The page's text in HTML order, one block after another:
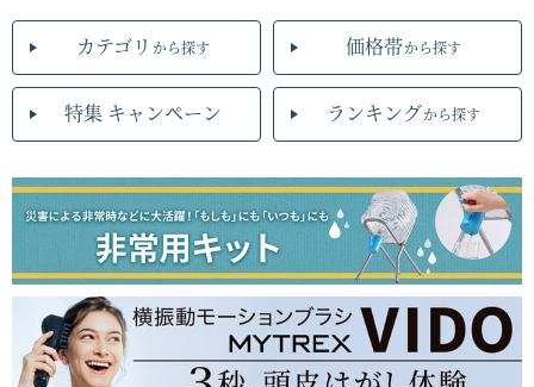
カテゴリ から探す 価格帯から探す
特集 キャンペーン ランキングから探す